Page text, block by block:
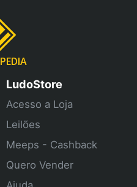
PEDIA
LudoStore
Acesso a Loja
Leilões
Meeps - Cashback
Quero Vender